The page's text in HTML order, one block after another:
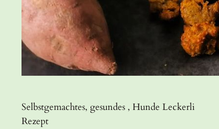
Selbstgemachtes, gesundes , Hunde Leckerli
Rezept